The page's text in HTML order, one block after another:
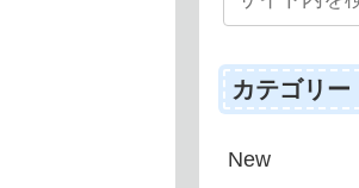
カテゴリー
New